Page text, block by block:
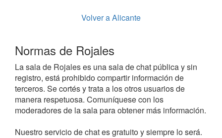
Volver a Alicante
Normas de Rojales
La sala de Rojales es una sala de chat pública y sin
registro, está prohibido compartir información de
terceros. Se cortés y trata a los otros usuarios de
manera respetuosa. Comuníquese con los
moderadores de la sala para obtener más información.
Nuestro servicio de chat es gratuito y siempre lo será.